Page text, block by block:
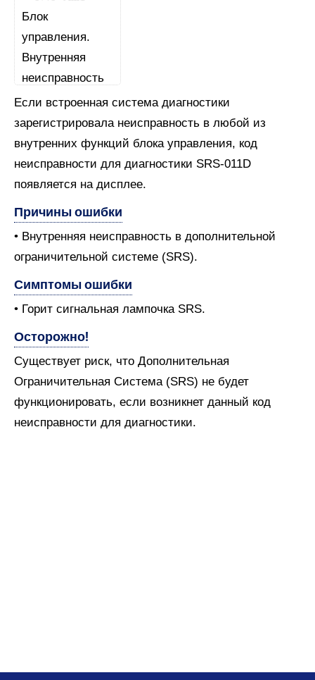
Если встроенная система диагностики
зарегистрировала неисправность в любой из
внутренних функций блока управления, код
неисправности для диагностики SRS-011D
появляется на дисплее.
Причины ошибки
• Внутренняя неисправность в дополнительной
ограничительной системе (SRS).
Симптомы ошибки
• Горит сигнальная лампочка SRS.
Осторожно!
Существует риск, что Дополнительная
Ограничительная Система (SRS) не будет
функционировать, если возникнет данный код
неисправности для диагностики.